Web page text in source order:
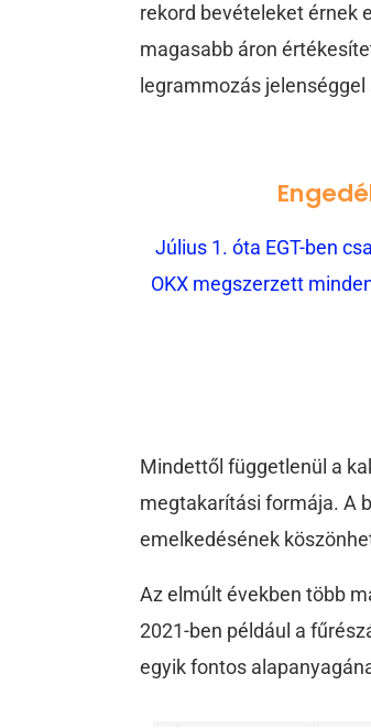
rekord bevételeket érnek
magasabb áron
legrammozás
Július 1. óta EGT-ben
OKX megszerzett
Mindettől függetlenül a
megtakarítási formája. A
emelkedésének
Az elmúlt években több
2021-ben például a
egyik fontos